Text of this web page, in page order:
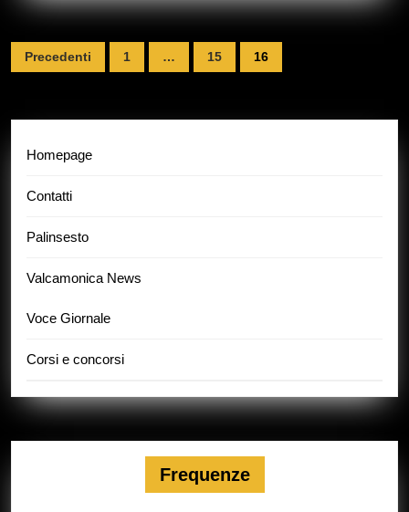
Navigazione
articoli
Precedenti 1 … 15 16
Homepage
Contatti
Palinsesto
Valcamonica News
Voce Giornale
Corsi e concorsi
Frequenze